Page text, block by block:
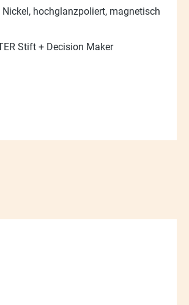
hochglanzpoliert, magnetisch
Stift + Decision Maker